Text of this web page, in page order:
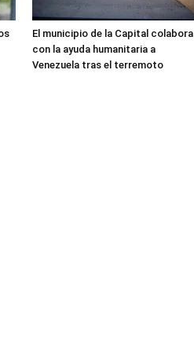
El municipio de la Capital colabora
con la ayuda humanitaria a
Venezuela tras el terremoto